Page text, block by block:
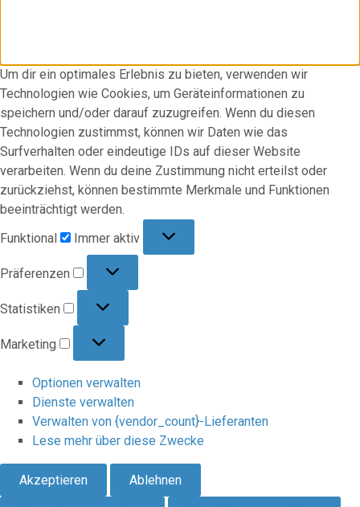
Um dir ein optimales Erlebnis zu bieten, verwenden wir
Technologien wie Cookies, um Geräteinformationen zu
speichern und/oder darauf zuzugreifen. Wenn du diesen
Technologien zustimmst, können wir Daten wie das
Surfverhalten oder eindeutige IDs auf dieser Website
verarbeiten. Wenn du deine Zustimmung nicht erteilst oder
zurückziehst, können bestimmte Merkmale und Funktionen
beeinträchtigt werden.
Funktional
Immer aktiv
Präferenzen
Statistiken
Marketing
Optionen verwalten
Dienste verwalten
Verwalten von {vendor_count}-Lieferanten
Lese mehr über diese Zwecke
Akzeptieren Ablehnen